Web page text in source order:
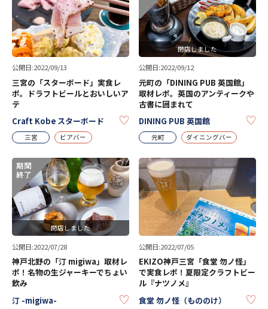
公開日:2022/09/13
三宮の「スターボード」実食レ
ポ。ドラフトビールとおいしいア
テ
Craft Kobe スターボード
KEEP
三宮 ビアバー
閉店しました
公開日:2022/09/12
元町の「DINING PUB 英国館」
取材レポ。英国のアンティークや
古書に囲まれて
DINING PUB 英国館
元町 ダイニングバー
閉店しました
公開日:2022/07/28
神戸北野の「汀 migiwa」取材レ
ポ！名物の生ジャーキーでちょい
飲み
汀 -migiwa-
KEEP
公開日:2022/07/05
EKIZO神戸三宮「食堂 勿ノ怪」
で実食レポ！夏限定クラフトビー
ル『ナツノメ』
食堂 勿ノ怪（もののけ）